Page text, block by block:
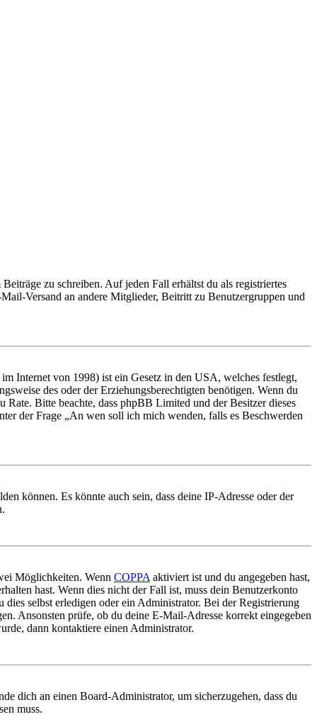
zu schreiben. Auf jeden Fall erhältst du als registriertes
Versand an andere Mitglieder, Beitritt zu Benutzergruppen und
Internet von 1998) ist ein Gesetz in den USA, welches festlegt,
des oder der Erziehungsberechtigten benötigen. Wenn du
Bitte beachte, dass phpBB Limited und der Besitzer dieses
der Frage „An wen soll ich mich wenden, falls es Beschwerden
können. Es könnte auch sein, dass deine IP-Adresse oder der
Möglichkeiten. Wenn COPPA aktiviert ist und du angegeben hast,
hast. Wenn dies nicht der Fall ist, muss dein Benutzerkonto
selbst erledigen oder ein Administrator. Bei der Registrierung
Ansonsten prüfe, ob du deine E-Mail-Adresse korrekt eingegeben
dann kontaktiere einen Administrator.
dich an einen Board-Administrator, um sicherzugehen, dass du
muss.